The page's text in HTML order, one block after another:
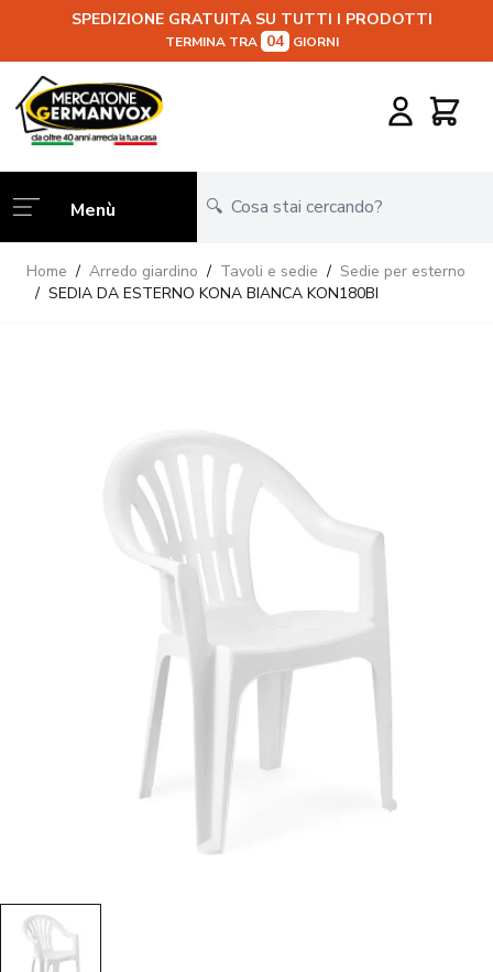
SPEDIZIONE GRATUITA SU TUTTI I PRODOTTI
TERMINA TRA 04 GIORNI
Salta al contenuto
Carrello
Menù
Home / Arredo giardino / Tavoli e sedie / Sedie per esterno
/ SEDIA DA ESTERNO KONA BIANCA KON180BI